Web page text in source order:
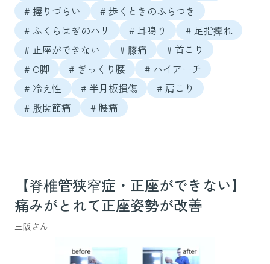
# 握りづらい
# 歩くときのふらつき
# ふくらはぎのハリ
# 耳鳴り
# 足指痺れ
# 正座ができない
# 膝痛
# 首こり
# O脚
# ぎっくり腰
# ハイアーチ
# 冷え性
# 半月板損傷
# 肩こり
# 股関節痛
# 腰痛
【脊椎管狭窄症・正座ができない】
痛みがとれて正座姿勢が改善
三阪さん